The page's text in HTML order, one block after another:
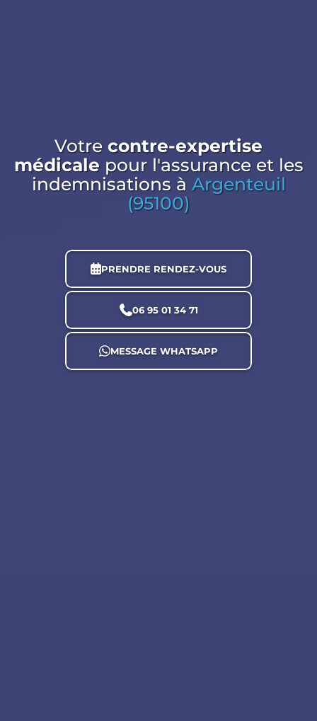
Votre contre-expertise
médicale pour l'assurance et les
indemnisationsà Argenteuil
(95100)
PRENDRE RENDEZ-VOUS
06 95 01 34 71
MESSAGE WHATSAPP